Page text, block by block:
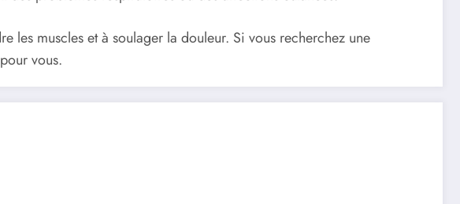
les muscles et à soulager la douleur. Si vous recherchez une
vous.